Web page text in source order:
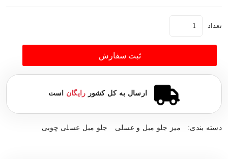
تعداد
ثبت سفارش
ارسال به کل کشور رایگان است
دسته بندی: میز جلو مبل و عسلی جلو مبل عسلی چوبی